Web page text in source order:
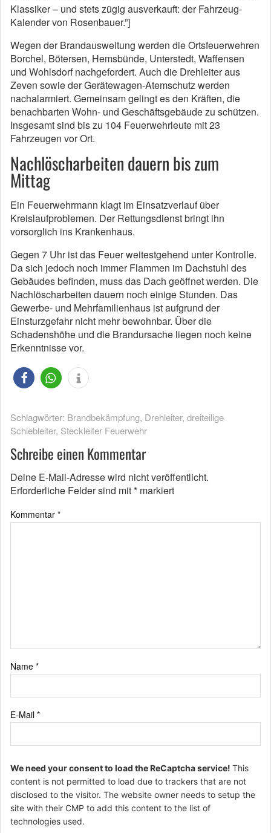
Klassiker – und stets zügig ausverkauft: der Fahrzeug-
Kalender von Rosenbauer.”]
Wegen der Brandausweitung werden die Ortsfeuerwehren
Borchel, Bötersen, Hemsbünde, Unterstedt, Waffensen
und Wohlsdorf nachgefordert. Auch die Drehleiter aus
Zeven sowie der Gerätewagen-Atemschutz werden
nachalarmiert. Gemeinsam gelingt es den Kräften, die
benachbarten Wohn- und Geschäftsgebäude zu schützen.
Insgesamt sind bis zu 104 Feuerwehrleute mit 23
Fahrzeugen vor Ort.
Nachlöscharbeiten dauern bis zum
Mittag
Ein Feuerwehrmann klagt im Einsatzverlauf über
Kreislaufproblemen. Der Rettungsdienst bringt ihn
vorsorglich ins Krankenhaus.
Gegen 7 Uhr ist das Feuer weitestgehend unter Kontrolle.
Da sich jedoch noch immer Flammen im Dachstuhl des
Gebäudes befinden, muss das Dach geöffnet werden. Die
Nachlöscharbeiten dauern noch einige Stunden. Das
Gewerbe- und Mehrfamilienhaus ist aufgrund der
Einsturzgefahr nicht mehr bewohnbar. Über die
Schadenshöhe und die Brandursache liegen noch keine
Erkenntnisse vor.
Schlagwörter: Brandbekämpfung, Drehleiter, dreiteilige
Schiebleiter, Steckleiter Feuerwehr
Schreibe einen Kommentar
Deine E-Mail-Adresse wird nicht veröffentlicht.
Erforderliche Felder sind mit* markiert
Kommentar *
Name *
E-Mail *
We need your consent to load the ReCaptcha service! This
content is not permitted to load due to trackers that are not
disclosed to the visitor. The website owner needs to setup the
site with their CMP to add this content to the list of
technologies used.